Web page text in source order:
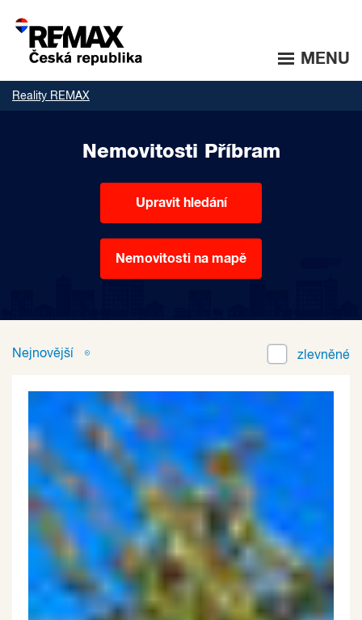
MENU
Reality REMAX
Nemovitosti Příbram
Upravit hledání
Nemovitosti na mapě
Nejnovější zlevněné